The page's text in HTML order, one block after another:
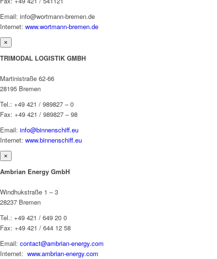
Email: info@wortmann-bremen.de
Internet: www.wortmann-bremen.de
×
TRIMODAL LOGISTIK GMBH
Martinistraße 62-66
28195 Bremen
Tel.: +49 421 / 989827 – 0
Fax: +49 421 / 989827 – 98
Email: info@binnenschiff.eu
Internet: www.binnenschiff.eu
×
Ambrian Energy GmbH
Windhukstraße 1 – 3
28237 Bremen
Tel.: +49 421 / 649 20 0
Fax: +49 421 / 644 12 58
Email: contact@ambrian-energy.com
Internet: www.ambrian-energy.com